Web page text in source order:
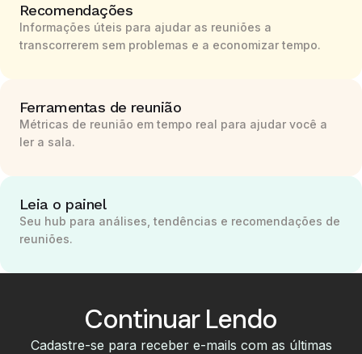
Recomendações
Informações úteis para ajudar as reuniões a
transcorrerem sem problemas e a economizar tempo.
Ferramentas de reunião
Métricas de reunião em tempo real para ajudar você a
ler a sala.
Leia o painel
Seu hub para análises, tendências e recomendações de
reuniões.
Continuar Lendo
Cadastre-se para receber e-mails com as últimas